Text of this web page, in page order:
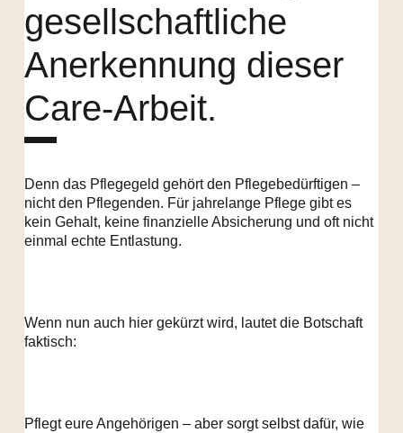
gesellschaftliche
Anerkennung dieser
Care-Arbeit.
Denn das Pflegegeld gehört den Pflegebedürftigen –
nicht den Pflegenden. Für jahrelange Pflege gibt es
kein Gehalt, keine finanzielle Absicherung und oft nicht
einmal echte Entlastung.
Wenn nun auch hier gekürzt wird, lautet die Botschaft
faktisch:
Pflegt eure Angehörigen – aber sorgt selbst dafür, wie